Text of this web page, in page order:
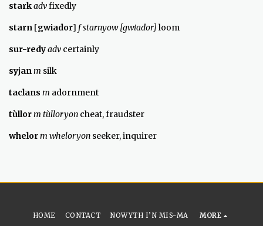
starkadvfixedly
starn [gwiador] f starnyow [gwiador]loom
sur-redyadv certainly
syjanm silk
taclans m adornment
tùllorm tùlloryon cheat, fraudster
whelorm wheloryon seeker, inquirer
HOME CONTACT NOWYTH I’N MIS-MA MORE